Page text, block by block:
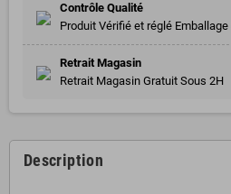
Contrôle Qualité
Produit Vérifié et réglé Emballage
Retrait Magasin
Retrait Magasin Gratuit Sous 2H
Description